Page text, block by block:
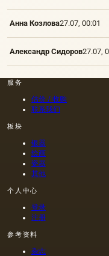
Анна Козлова27.07, 00:01
Александр Сидоров27.07,
服务
估价 / 收购
联系我们
板块
银器
绘画
瓷器
其他
个人中心
登录
注册
参考资料
杂志